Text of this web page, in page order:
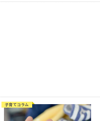
子育てコラム